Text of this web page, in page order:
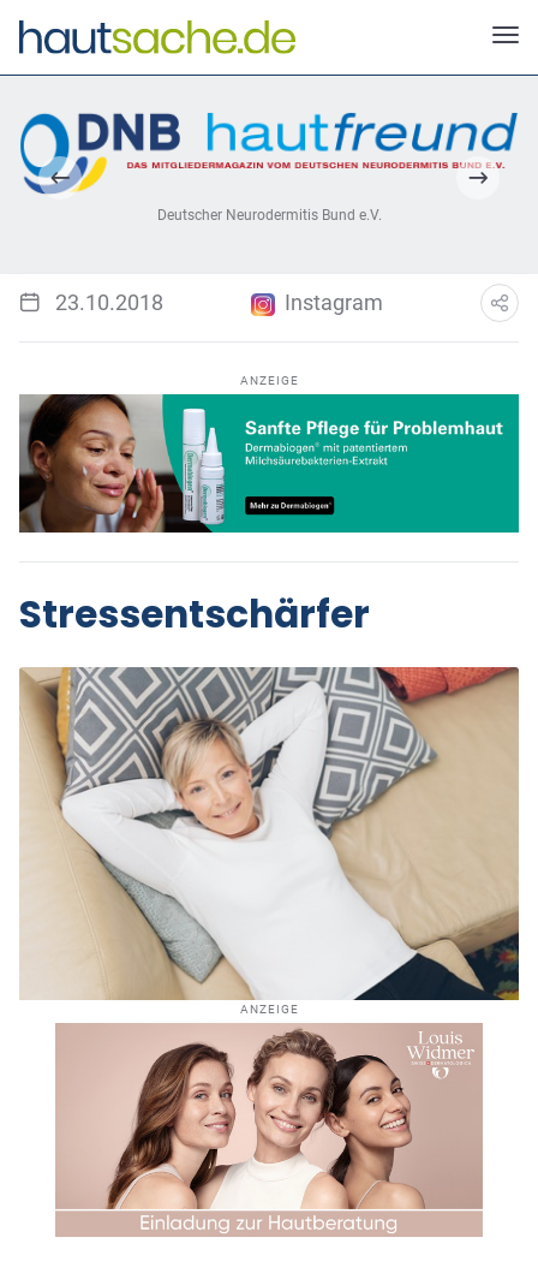
Deutscher Neurodermitis Bund e.V.
23.10.2018 Instagram
ANZEIGE
Stressentschärfer
ANZEIGE